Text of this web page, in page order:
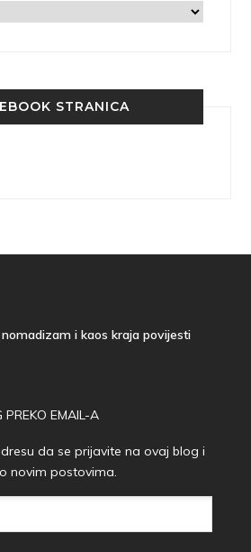
STRANICA
i kaos kraja povijesti
PREKO EMAIL-A
da se prijavite na ovaj blog i
novim postovima.